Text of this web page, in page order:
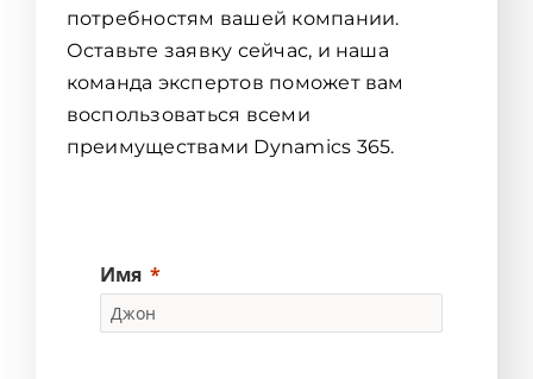
потребностям вашей компании.
Оставьте заявку сейчас, и наша
команда экспертов поможет вам
воспользоваться всеми
преимуществами Dynamics 365.
Имя